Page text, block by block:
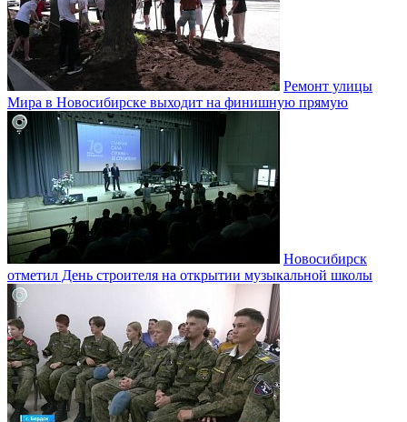
Ремонт улицы
Мира в Новосибирске выходит на финишную прямую
Новосибирск
отметил День строителя на открытии музыкальной школы